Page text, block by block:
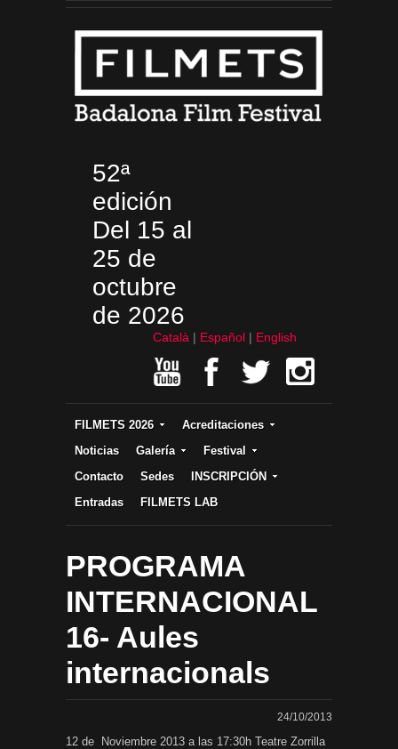
52ª
edición
Del 15 al
25 de
octubre
de 2026
Català Español English
FILMETS 2026
Acreditaciones
Noticias
Galería
Festival
Contacto
Sedes
INSCRIPCIÓN
Entradas
FILMETS LAB
PROGRAMA
INTERNACIONAL
16- Aules
internacionals
24/10/2013
12 de Noviembre 2013 a las 17:30h Teatre Zorrilla